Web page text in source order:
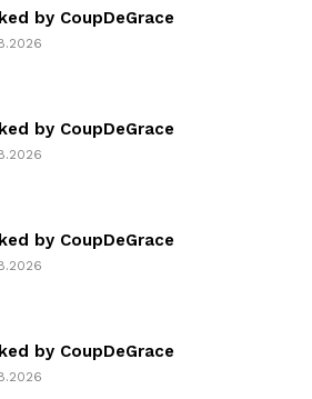
by CoupDeGrace
by CoupDeGrace
by CoupDeGrace
by CoupDeGrace